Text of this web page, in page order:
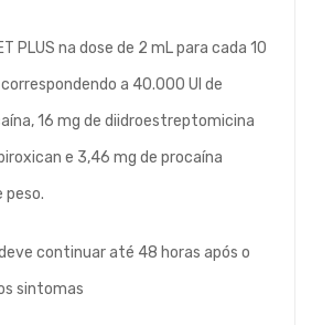
PLUS na dose de 2 mL para cada 10
a 40.000 UI de
16 mg de diidroestreptomicina
e 3,46 mg de procaína
peso.
continuar até 48 horas após o
sintomas